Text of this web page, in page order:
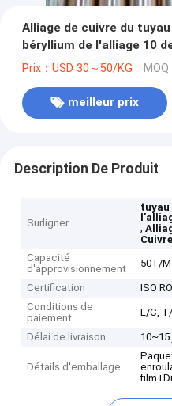
Alliage de cuivre du
béryllium de l'alliage 10
Prix：USD 30～50/KG
meilleur prix
Description De Produit
Surligner
tuyau
,
Capacité
d'approvisionnement
50T/
Certification
ISO
Conditions de
paiement
L/C,
Délai de livraison
Détails d'emballage